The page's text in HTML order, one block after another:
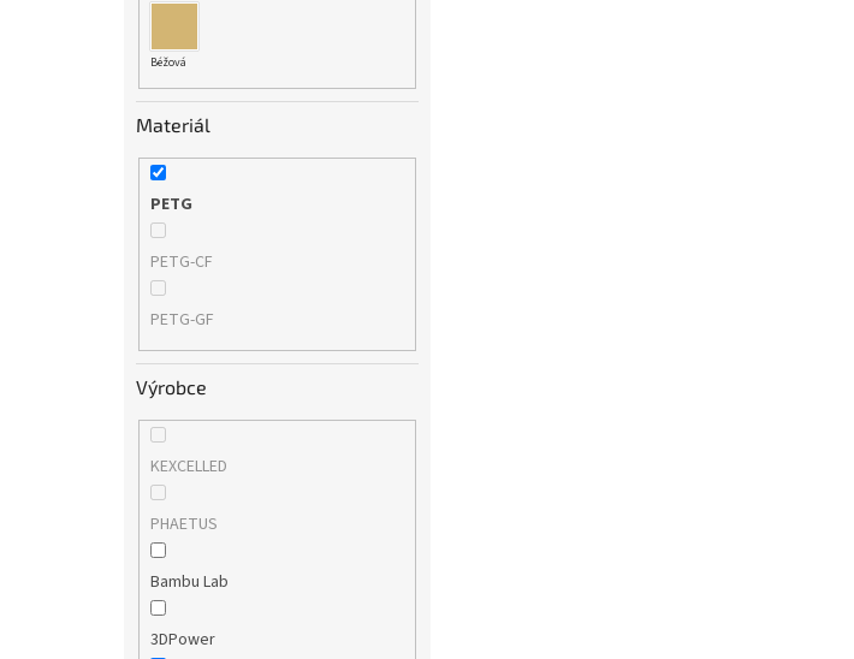
Béžová
Materiál
PETG
PETG-CF
PETG-GF
Výrobce
KEXCELLED
PHAETUS
Bambu Lab
3DPower